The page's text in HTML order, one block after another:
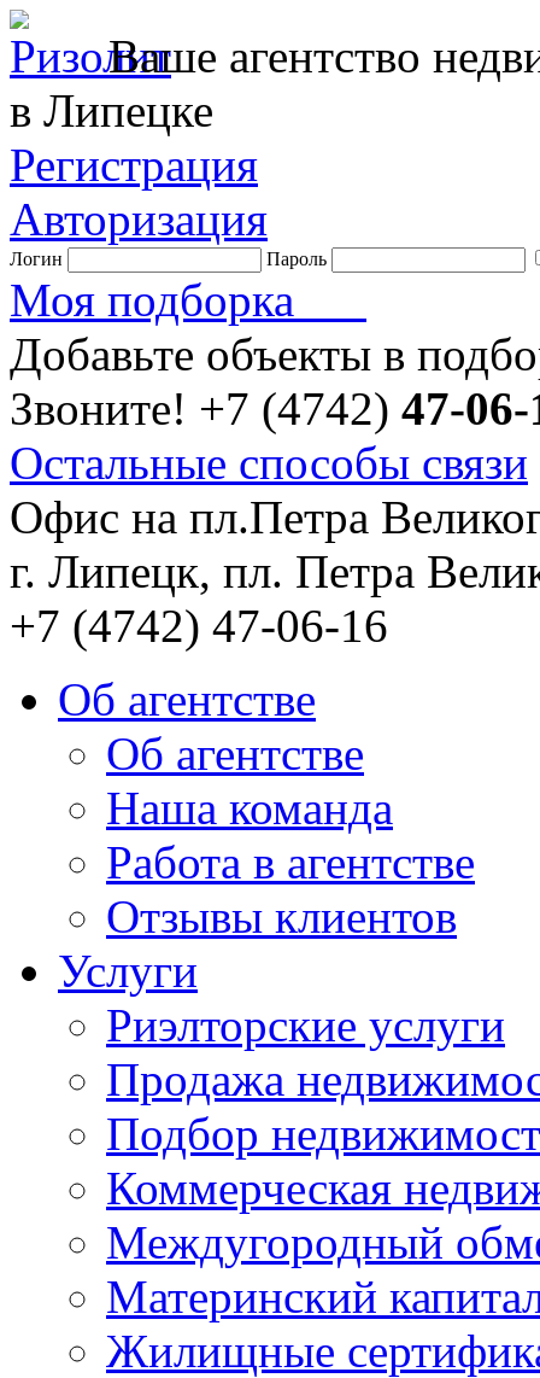
Ваше агентство
в Липецке
Регистрация
Авторизация
Логин Пароль
Моя подборка
Добавьте объекты в
Звоните! +7 (4742) 47-06-
Остальные способы связи
Офис на пл.Петра
г. Липецк, пл. Петра
+7 (4742) 47-06-16
Об агентстве
Об агентстве
Наша команда
Работа в агентстве
Отзывы клиентов
Услуги
Риэлторские услуги
Продажа
Подбор
Коммерческая
Междугородный
Материнский
Жилищные